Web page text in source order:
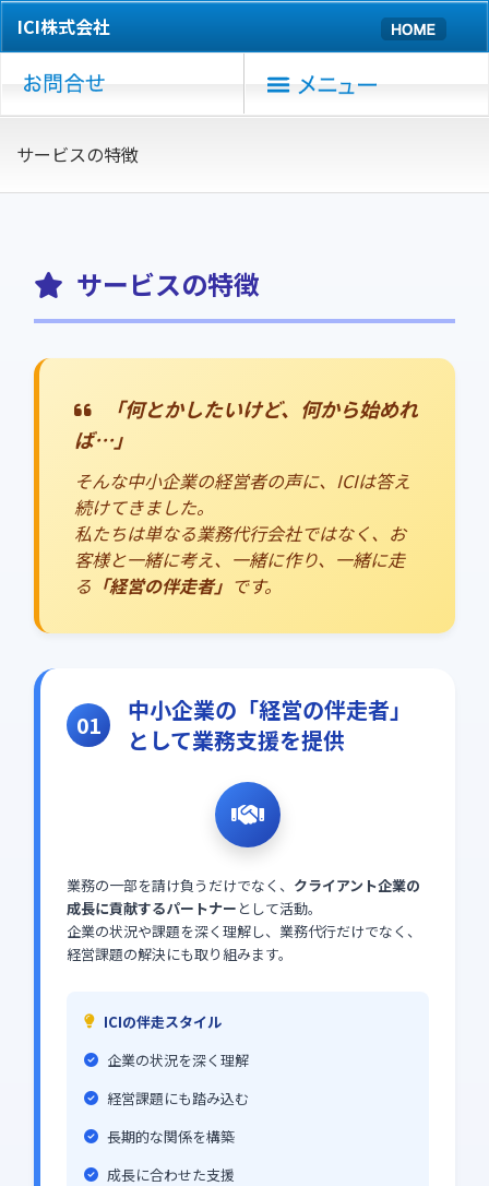
ICI株式会社
サービスの特徴
サービスの特徴
「何とかしたいけど、何から始めれ
ば…」
そんな中小企業の経営者の声に、ICIは答え
続けてきました。
私たちは単なる業務代行会社ではなく、お
客様と一緒に考え、一緒に作り、一緒に走
る 「経営の伴走者」 です。
01
中小企業の「経営の伴走者」
として業務支援を提供
業務の一部を請け負うだけでなく、 クライアント企業の
成長に貢献するパートナー として活動。
企業の状況や課題を深く理解し、業務代行だけでなく、
経営課題の解決にも取り組みます。
ICIの伴走スタイル
企業の状況を深く理解
経営課題にも踏み込む
長期的な関係を構築
成長に合わせた支援